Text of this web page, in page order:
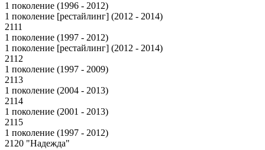
1 поколение (1996 - 2012)
1 поколение [рестайлинг] (2012 - 2014)
2111
1 поколение (1997 - 2012)
1 поколение [рестайлинг] (2012 - 2014)
2112
1 поколение (1997 - 2009)
2113
1 поколение (2004 - 2013)
2114
1 поколение (2001 - 2013)
2115
1 поколение (1997 - 2012)
2120 "Надежда"